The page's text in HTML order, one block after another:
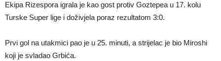
Mudrik se vratio na teren nakon više od 600 dana. Odmah ide na
Ekipa Rizespora igrala je kao gost protiv Goztepea u 17. kolu
Turske Super lige i doživjela poraz rezultatom 3:0.
Prvi gol na utakmici pao je u 25. minuti, a strijelac je bio Miroshi
koji je svladao Grbića.